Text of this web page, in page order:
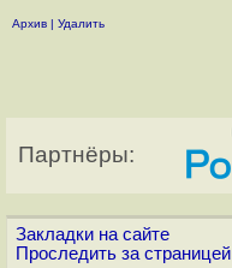
Архив | Удалить
Партнёры:
Закладки на сайте
Проследить за страницей